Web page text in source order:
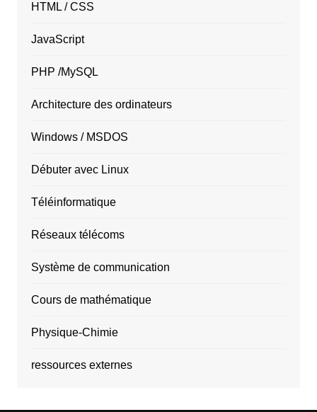
HTML / CSS
JavaScript
PHP /MySQL
Architecture des ordinateurs
Windows / MSDOS
Débuter avec Linux
Téléinformatique
Réseaux télécoms
Système de communication
Cours de mathématique
Physique-Chimie
ressources externes